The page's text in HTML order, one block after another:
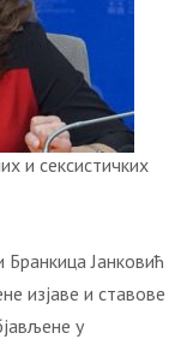
и сексистичких
Јанковић
изјаве и ставове
у